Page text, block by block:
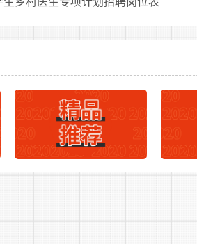
人员岗位表